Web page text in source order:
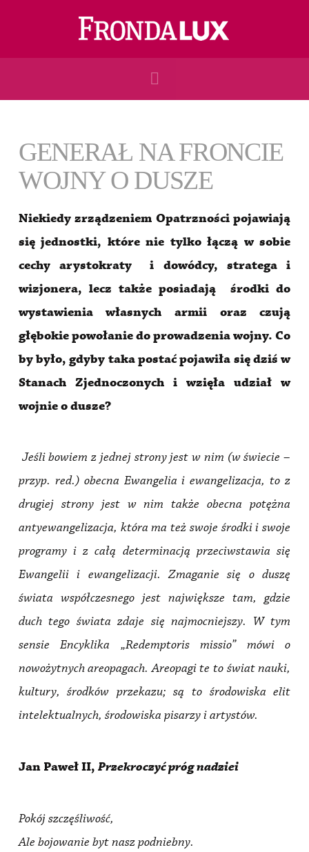
GENERAŁ NA FRONCIE
WOJNY O DUSZE
Niekiedy zrządzeniem Opatrzności pojawiają
się jednostki, które nie tylko łączą w sobie
cechy arystokraty i dowódcy, stratega i
wizjonera, lecz także posiadają środki do
wystawienia własnych armii oraz czują
głębokie powołanie do prowadzenia wojny. Co
by było, gdyby taka postać pojawiła się dziś w
Stanach Zjednoczonych i wzięła udział w
wojnie o dusze?
Jeśli bowiem z jednej strony jest w nim (w świecie –
przyp. red.) obecna Ewangelia i ewangelizacja, to z
drugiej strony jest w nim także obecna potężna
antyewangelizacja, która ma też swoje środki i swoje
programy i z całą determinacją przeciwstawia się
Ewangelii i ewangelizacji. Zmaganie się o duszę
świata współczesnego jest największe tam, gdzie
duch tego świata zdaje się najmocniejszy. W tym
sensie Encyklika „Redemptoris missio” mówi o
nowożytnych areopagach. Areopagi te to świat nauki,
kultury, środków przekazu; są to środowiska elit
intelektualnych, środowiska pisarzy i artystów.
Jan Paweł II, Przekroczyć próg nadziei
Pokój szczęśliwość,
Ale bojowanie byt nasz podniebny.